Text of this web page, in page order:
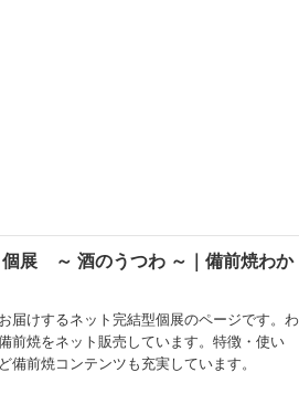
展 ～ 酒のうつわ ～｜備前焼わか
届けするネット完結型個展のページです。わ
前焼をネット販売しています。特徴・使い
備前焼コンテンツも充実しています。